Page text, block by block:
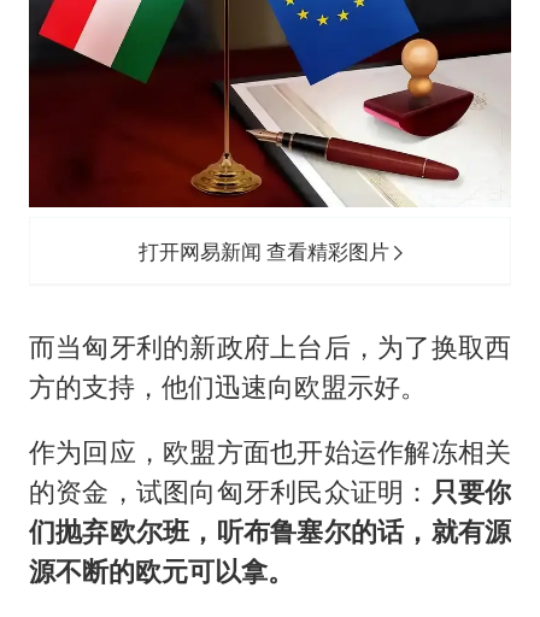
打开网易新闻 查看精彩图片
而当匈牙利的新政府上台后，为了换取西
方的支持，他们迅速向欧盟示好。
作为回应，欧盟方面也开始运作解冻相关
的资金，试图向匈牙利民众证明： 只要你
们抛弃欧尔班，听布鲁塞尔的话，就有源
源不断的欧元可以拿。